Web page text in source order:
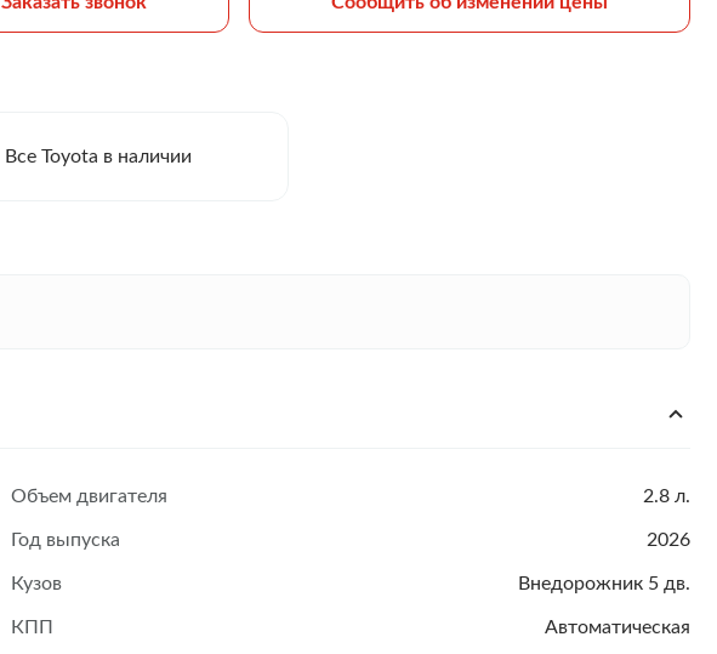
Все Toyota в наличии
Объем двигателя 2.8 л.
Год выпуска 2026
Кузов Внедорожник 5 дв.
КПП Автоматическая